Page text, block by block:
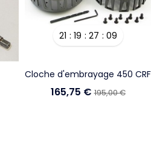
21 19 27 08
Cloche d'embrayage 450 CRF
165,75 €195,00 €